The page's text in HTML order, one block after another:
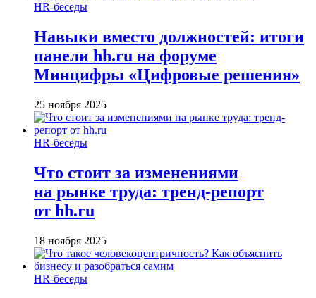
HR-беседы
Навыки вместо должностей: итоги
панели hh.ru на форуме
Минцифры «Цифровые решения»
25 ноября 2025
HR-беседы
Что стоит за изменениями
на рынке труда: тренд-репорт
от hh.ru
18 ноября 2025
HR-беседы